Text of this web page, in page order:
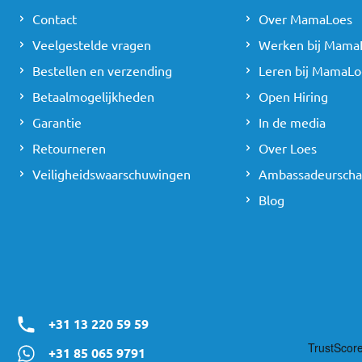
Contact
Veelgestelde vragen
Bestellen en verzending
Betaalmogelijkheden
Garantie
Retourneren
Veiligheidswaarschuwingen
Over MamaLoes
Werken bij
Leren bij
Open Hiring
In de media
Over Loes
Blog
+31 13 220 59 59
+31 85 065 9791